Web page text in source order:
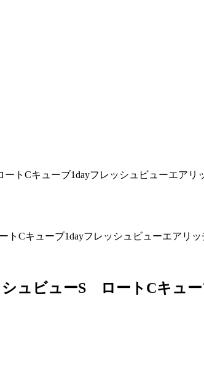
トCキューブ1dayフレッシュビューエア
トCキューブ1dayフレッシュビューエアリ
シュビューS ロートCキ